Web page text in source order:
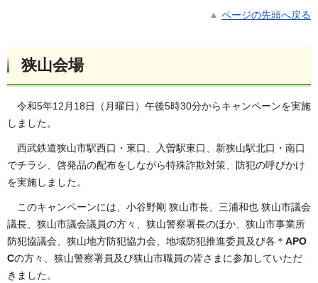
ページの先頭へ戻る
狭山会場
令和5年12月18日（月曜日）午後5時30分からキャンペーンを実施
しました。
西武鉄道狭山市駅西口・東口、入曽駅東口、新狭山駅北口・南口
でチラシ、啓発品の配布をしながら特殊詐欺対策、防犯の呼びかけ
を実施しました。
このキャンペーンには、小谷野剛 狭山市長、三浦和也 狭山市議会
議長、狭山市議会議員の方々、狭山警察署長のほか、 狭山市事業所
防犯協議会、狭山地方防犯協力会、地域防犯推進委員及び各＊ APO
Cの方々、狭山警察署員及び狭山市職員の皆さまに参加していただ
きました。